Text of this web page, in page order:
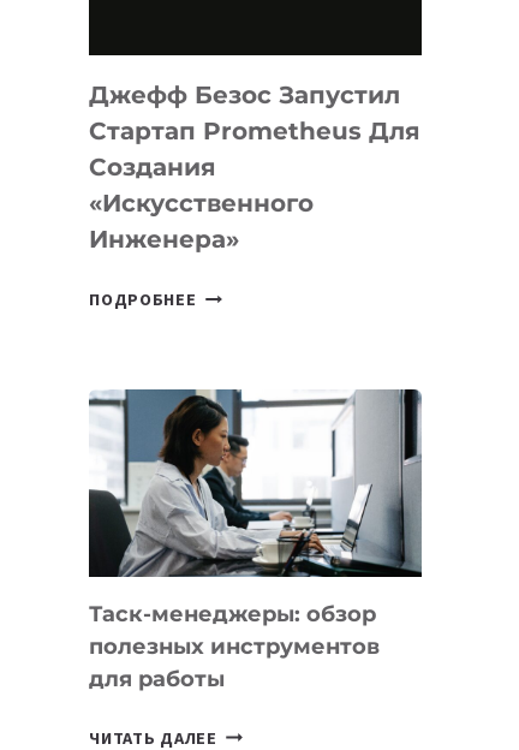
И
LINUX
Джефф Безос Запустил
Стартап Prometheus Для
Создания
«искусственного
Инженера»
ПОДРОБНЕЕ ДЖЕФФ
PROMETHEUS
ДЛЯ
СОЗДАНИЯ
«ИСКУССТВЕННОГО
ИНЖЕНЕРА»
Таск-менеджеры: обзор
полезных инструментов
для работы
ЧИТАТЬ ДАЛЕЕ ТАСК-